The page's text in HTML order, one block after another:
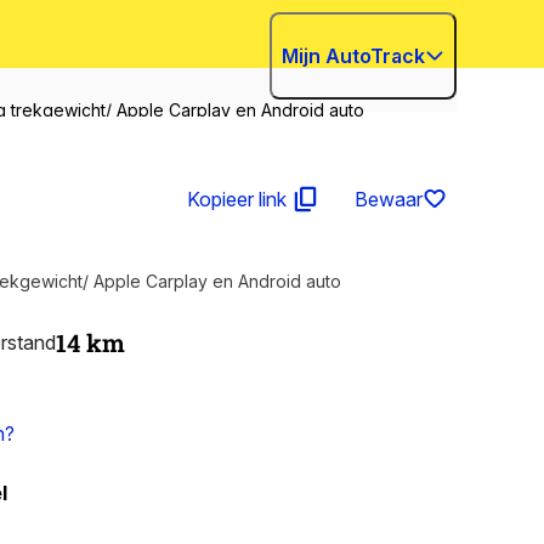
Mijn AutoTrack
trekgewicht/ Apple Carplay en Android auto
Kopieer link Bewaar
Apple Carplay en Android auto
14km